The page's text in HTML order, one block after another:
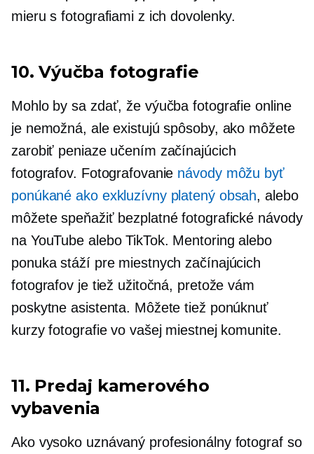
mieru s fotografiami z ich dovolenky.
10. Výučba fotografie
Mohlo by sa zdať, že výučba fotografie online
je nemožná, ale existujú spôsoby, ako môžete
zarobiť peniaze učením začínajúcich
fotografov. Fotografovanie návody môžu byť
ponúkané ako exkluzívny platený obsah, alebo
môžete speňažiť bezplatné fotografické návody
na YouTube alebo TikTok. Mentoring alebo
ponuka stáží pre miestnych začínajúcich
fotografov je tiež užitočná, pretože vám
poskytne asistenta. Môžete tiež ponúknuť
kurzy fotografie vo vašej miestnej komunite.
11. Predaj kamerového
vybavenia
Ako vysoko uznávaný profesionálny fotograf so